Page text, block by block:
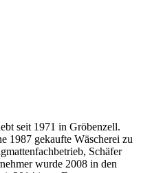
seit 1971 in Gröbenzell.
1987 gekaufte Wäscherei zu
Schäfer
wurde 2008 in den